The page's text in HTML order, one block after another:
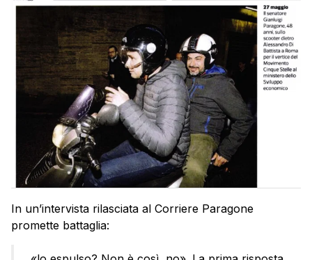
In un’intervista rilasciata al Corriere Paragone
promette battaglia: